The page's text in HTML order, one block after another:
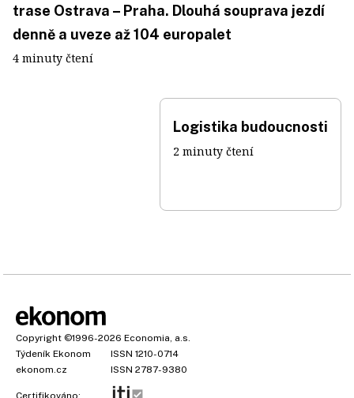
trase Ostrava – Praha. Dlouhá souprava jezdí
denně a uveze až 104 europalet
4 minuty čtení
Logistika budoucnosti
2 minuty čtení
Copyright ©1996-2026 Economia, a.s.
Týdeník Ekonom
ISSN 1210-0714
ekonom.cz
ISSN 2787-9380